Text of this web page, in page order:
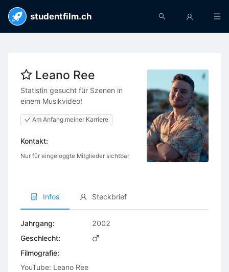
studentfilm.ch
Leano Ree
Statistin gesucht für Szenen in
einem Musikvideo!
Am Anfang meiner Karriere
Kontakt:
Nur für eingeloggte Mitglieder sichtbar
Infos Steckbrief
Jahrgang:
2002
Geschlecht:
Filmografie:
YouTube: Leano Ree